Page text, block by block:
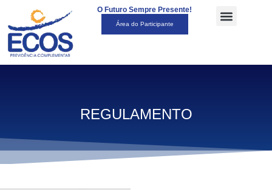
O Futuro Sempre Presente!
Área do Participante
REGULAMENTO